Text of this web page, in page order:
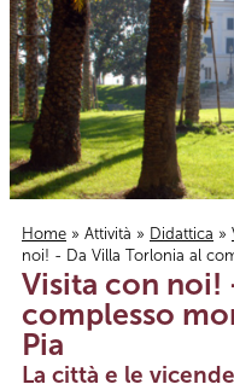
Tu sei qui
Home » Attività » Didattica »
noi! - Da Villa Torlonia al
Visita con noi!
complesso
Pia
La città e le